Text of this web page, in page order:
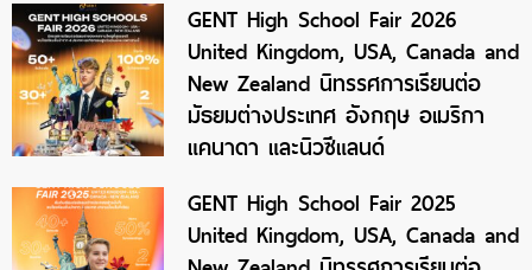
GENT High School Fair 2026
United Kingdom, USA, Canada and
New Zealand นิทรรศการเรียนต่อ
มัธยมต่างประเทศ อังกฤษ อเมริกา
แคนาดา และนิวซีแลนด์
GENT High School Fair 2025
United Kingdom, USA, Canada and